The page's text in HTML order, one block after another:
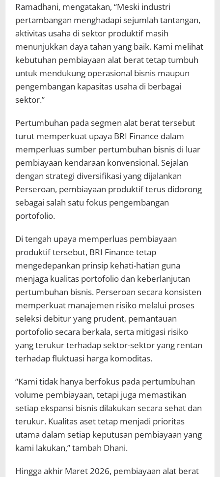
Ramadhani, mengatakan, “Meski industri
pertambangan menghadapi sejumlah tantangan,
aktivitas usaha di sektor produktif masih
menunjukkan daya tahan yang baik. Kami melihat
kebutuhan pembiayaan alat berat tetap tumbuh
untuk mendukung operasional bisnis maupun
pengembangan kapasitas usaha di berbagai
sektor.”
Pertumbuhan pada segmen alat berat tersebut
turut memperkuat upaya BRI Finance dalam
memperluas sumber pertumbuhan bisnis di luar
pembiayaan kendaraan konvensional. Sejalan
dengan strategi diversifikasi yang dijalankan
Perseroan, pembiayaan produktif terus didorong
sebagai salah satu fokus pengembangan
portofolio.
Di tengah upaya memperluas pembiayaan
produktif tersebut, BRI Finance tetap
mengedepankan prinsip kehati-hatian guna
menjaga kualitas portofolio dan keberlanjutan
pertumbuhan bisnis. Perseroan secara konsisten
memperkuat manajemen risiko melalui proses
seleksi debitur yang prudent, pemantauan
portofolio secara berkala, serta mitigasi risiko
yang terukur terhadap sektor-sektor yang rentan
terhadap fluktuasi harga komoditas.
“Kami tidak hanya berfokus pada pertumbuhan
volume pembiayaan, tetapi juga memastikan
setiap ekspansi bisnis dilakukan secara sehat dan
terukur. Kualitas aset tetap menjadi prioritas
utama dalam setiap keputusan pembiayaan yang
kami lakukan,” tambah Dhani.
Hingga akhir Maret 2026, pembiayaan alat berat